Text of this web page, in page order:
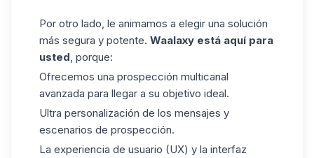
Por otro lado, le animamos a elegir una solución
más segura y potente. Waalaxy está aquí para
usted, porque:
Ofrecemos una prospección multicanal
avanzada para llegar a su objetivo ideal.
Ultra personalización de los mensajes y
escenarios de prospección.
La experiencia de usuario (UX) y la interfaz